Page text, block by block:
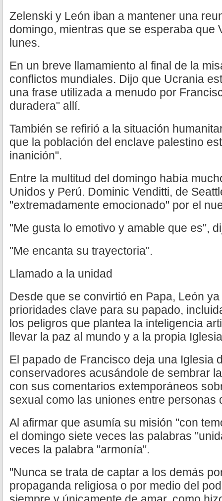
Zelenski y León iban a mantener una
domingo, mientras que se esperaba que
lunes.
En un breve llamamiento al final de la
conflictos mundiales. Dijo que Ucrania
una frase utilizada a menudo por
duradera" allí.
También se refirió a la situación
que la población del enclave palestino
inanición".
Entre la multitud del domingo había
Unidos y Perú. Dominic Venditti, de
"extremadamente emocionado" por el
"Me gusta lo emotivo y amable que es",
"Me encanta su trayectoria".
Llamado a la unidad
Desde que se convirtió en Papa, León
prioridades clave para su papado,
los peligros que plantea la inteligencia
llevar la paz al mundo y a la propia
El papado de Francisco deja una Iglesia
conservadores acusándole de sembrar
con sus comentarios extemporáneos
sexual como las uniones entre personas
Al afirmar que asumía su misión "con
el domingo siete veces las palabras
veces la palabra "armonía".
"Nunca se trata de captar a los demás
propaganda religiosa o por medio del